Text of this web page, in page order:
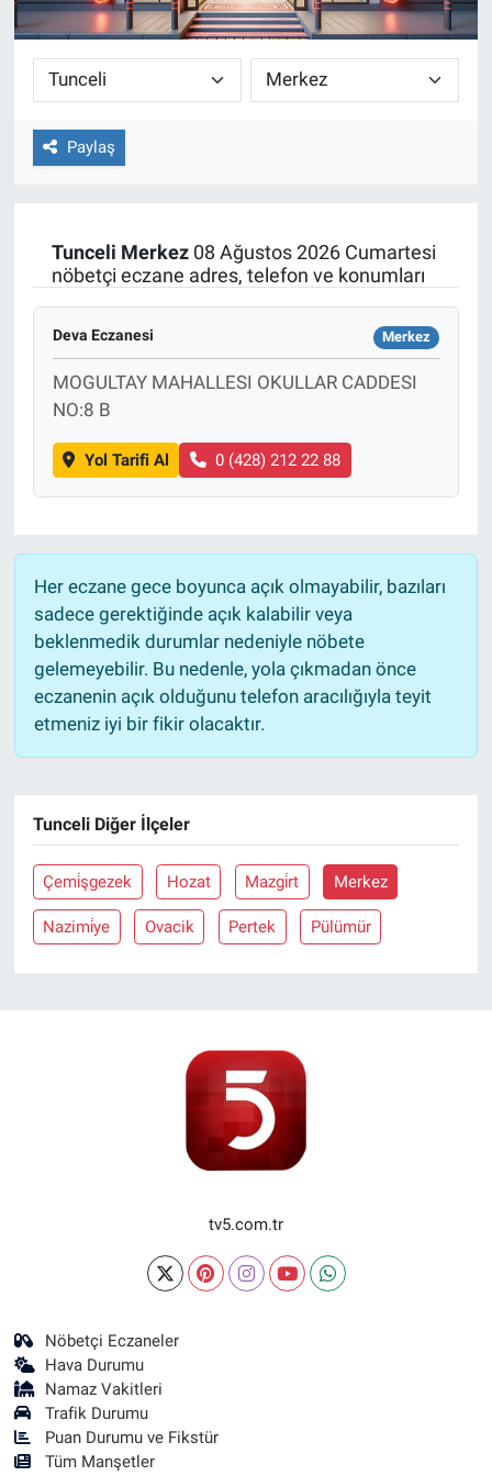
Paylaş
Tunceli Merkez08 Ağustos 2026 Cumartesi
nöbetçi eczane adres, telefon ve konumları
Deva Eczanesi Merkez
MOGULTAY MAHALLESI OKULLAR CADDESI
NO:8 B
Yol Tarifi Al 0 (428) 212 22 88
Her eczane gece boyunca açık olmayabilir, bazıları
sadece gerektiğinde açık kalabilir veya
beklenmedik durumlar nedeniyle nöbete
gelemeyebilir. Bu nedenle, yola çıkmadan önce
eczanenin açık olduğunu telefon aracılığıyla teyit
etmeniz iyi bir fikir olacaktır.
Tunceli Diğer İlçeler
Çemi̇şgezek Hozat Mazgi̇rt Merkez
Nazimi̇ye Ovacik Pertek Pülümür
tv5.com.tr
Nöbetçi Eczaneler
Hava Durumu
Namaz Vakitleri
Trafik Durumu
Puan Durumu ve Fikstür
Tüm Manşetler